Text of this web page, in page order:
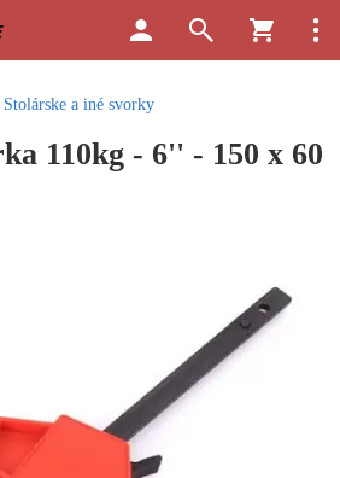
Stolárske a iné svorky
110kg - 6'' - 150 x 60